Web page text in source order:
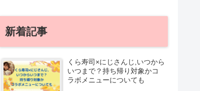
新着記事
くら寿司×にじさんじ,いつから
いつまで？持ち帰り対象かコ
ラボメニューについても